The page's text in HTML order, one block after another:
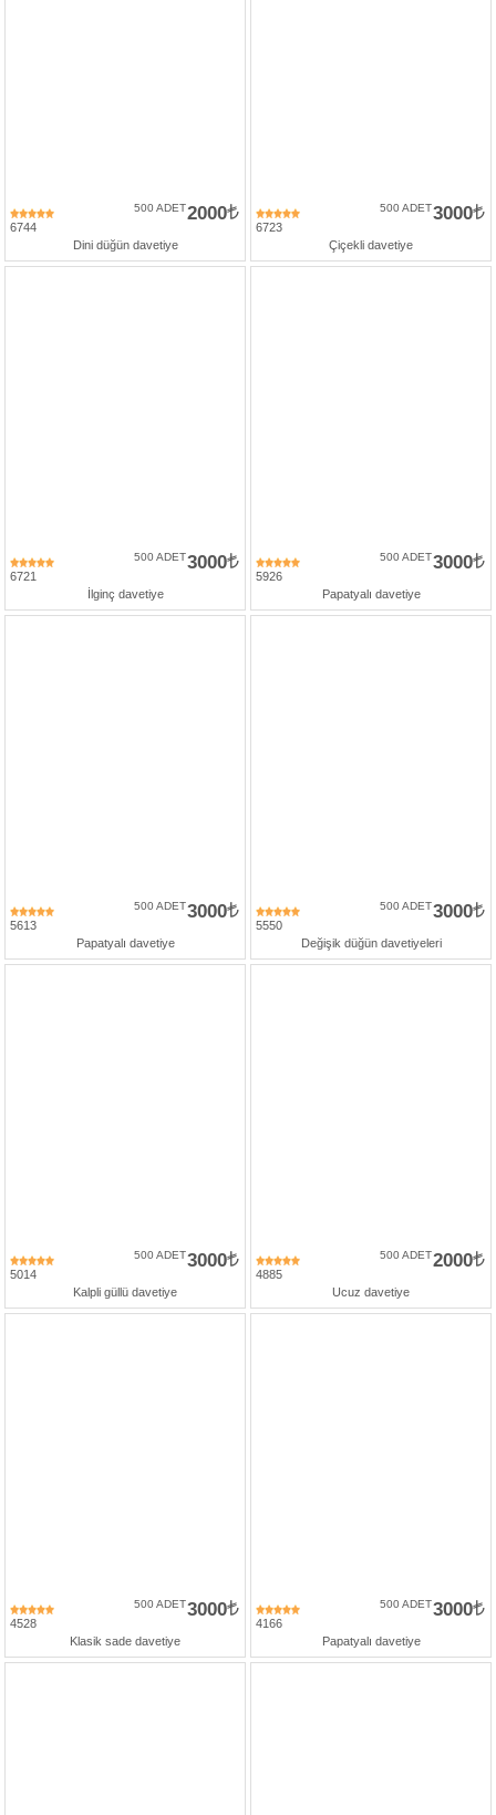
6744
2000
500 ADET
Dini düğün davetiye
6723
3000
500 ADET
Çiçekli davetiye
6721
3000
500 ADET
İlginç davetiye
5926
3000
500 ADET
Papatyalı davetiye
5613
3000
500 ADET
Papatyalı davetiye
5550
3000
500 ADET
Değişik düğün davetiyeleri
5014
3000
500 ADET
Kalpli güllü davetiye
4885
2000
500 ADET
Ucuz davetiye
4528
3000
500 ADET
Klasik sade davetiye
4166
3000
500 ADET
Papatyalı davetiye